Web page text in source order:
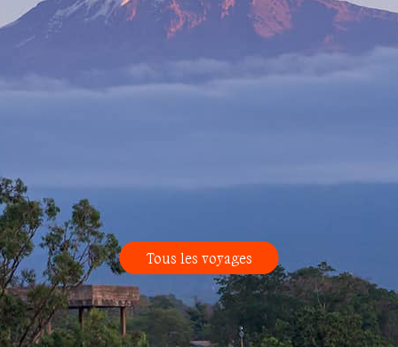
Tous les voyages